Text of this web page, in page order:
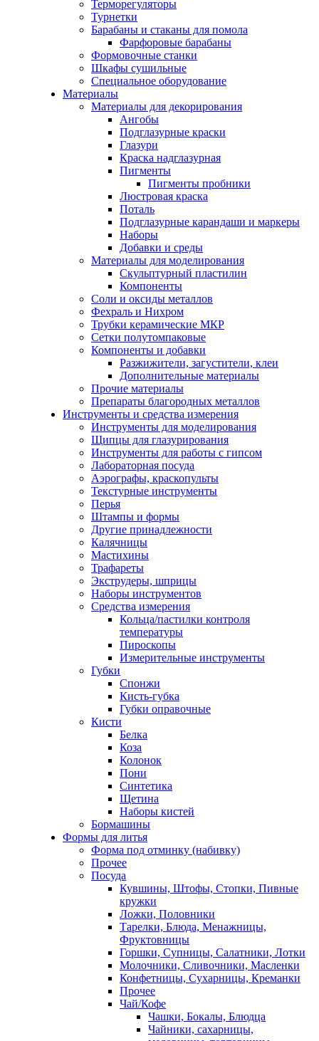
Терморегуляторы
Турнетки
Барабаны и стаканы для помола
Фарфоровые барабаны
Формовочные станки
Шкафы сушильные
Специальное оборудование
Материалы
Материалы для декорирования
Ангобы
Подглазурные краски
Глазури
Краска надглазурная
Пигменты
Пигменты пробники
Люстровая краска
Поталь
Подглазурные карандаши и маркеры
Наборы
Добавки и среды
Материалы для моделирования
Скульптурный пластилин
Компоненты
Соли и оксиды металлов
Фехраль и Нихром
Трубки керамические МКР
Сетки полутомпаковые
Компоненты и добавки
Разжижители, загустители, клеи
Дополнительные материалы
Прочие материалы
Препараты благородных металлов
Инструменты и средства измерения
Инструменты для моделирования
Щипцы для глазурирования
Инструменты для работы с гипсом
Лабораторная посуда
Аэрографы, краскопульты
Текстурные инструменты
Перья
Штампы и формы
Другие принадлежности
Калячницы
Мастихины
Трафареты
Экструдеры, шприцы
Наборы инструментов
Средства измерения
Кольца/пастилки контроля
температуры
Пироскопы
Измерительные инструменты
Губки
Спонжи
Кисть-губка
Губки оправочные
Кисти
Белка
Коза
Колонок
Пони
Синтетика
Щетина
Наборы кистей
Бормашины
Формы для литья
Форма под отминку (набивку)
Прочее
Посуда
Кувшины, Штофы, Стопки, Пивные
кружки
Ложки, Половники
Тарелки, Блюда, Менажницы,
Фруктовницы
Горшки, Супницы, Салатники, Лотки
Молочники, Сливочники, Масленки
Конфетницы, Сухарницы, Креманки
Прочее
Чай/Кофе
Чашки, Бокалы, Блюдца
Чайники, сахарницы,